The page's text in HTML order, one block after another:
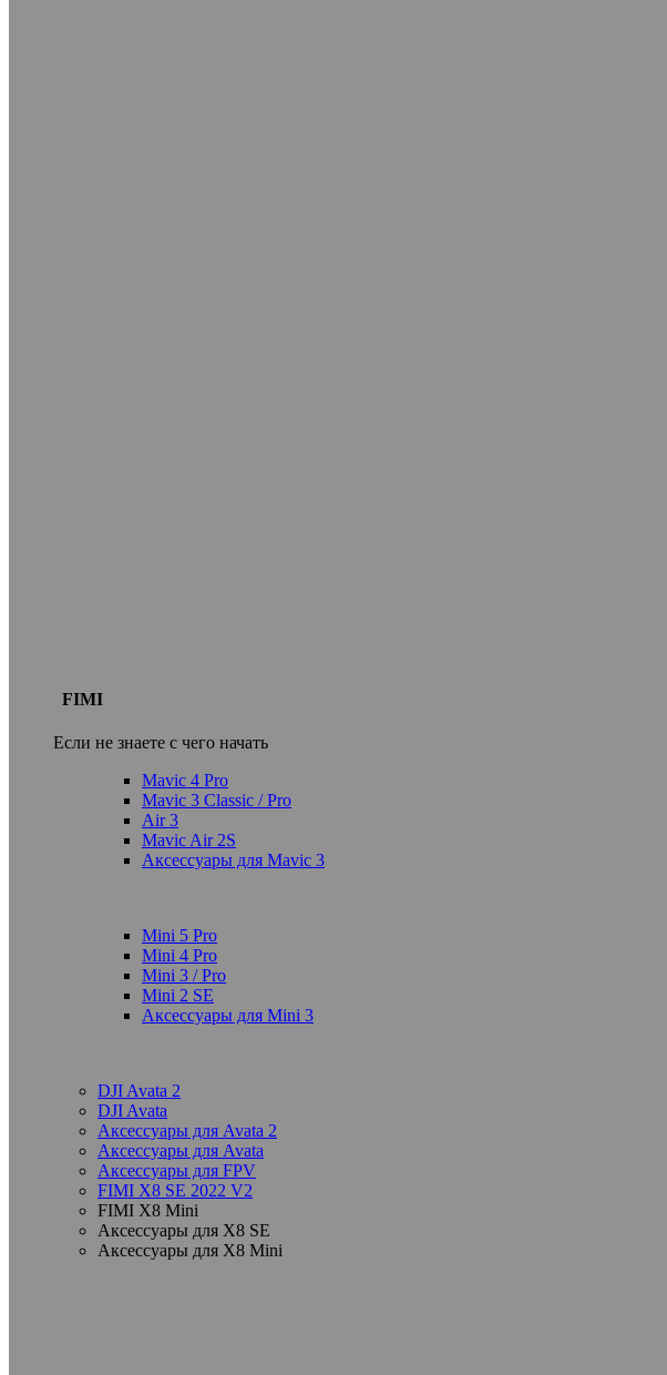
FIMI
Если не знаете с чего начать
Mavic 4 Pro
Mavic 3 Classic / Pro
Air 3
Mavic Air 2S
Аксессуары для Mavic 3
Mini 5 Pro
Mini 4 Pro
Mini 3 / Pro
Mini 2 SE
Аксессуары для Mini 3
DJI Avata 2
DJI Avata
Аксессуары для Avata 2
Аксессуары для Avata
Аксессуары для FPV
FIMI X8 SE 2022 V2
FIMI X8 Mini
Аксессуары для X8 SE
Аксессуары для X8 Mini